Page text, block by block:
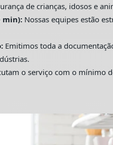
de crianças, idosos e
min): Nossas equipes estão
Emitimos toda a
o serviço com o